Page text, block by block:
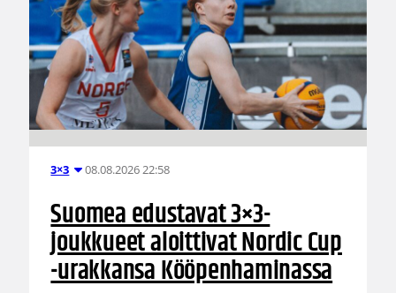
3×3 08.08.2026 22:58
Suomea edustavat 3×3-
joukkueet aloittivat Nordic Cup
-urakkansa Kööpenhaminassa